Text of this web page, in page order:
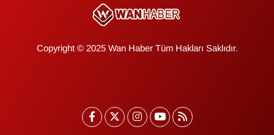
Copyright © 2025 Wan Haber Tüm Hakları Saklıdır.